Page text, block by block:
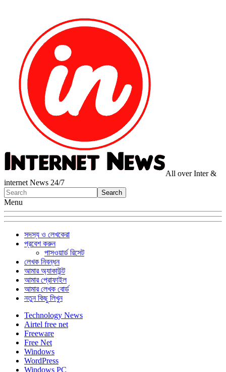
All over Inter &
internet News 24/7
Menu
সদস্য ও লেখকেরা
প্রবেশ করুন
পাসওয়ার্ড রিসেট
লেখক নিবন্ধন
আমার অ্যাকাউন্ট
আমার প্রোফাইল
আমার লেখক বোর্ড
নতুন কিছু লিখুন
Technology News
Airtel free net
Freeware
Free Net
Windows
WordPress
Windows PC